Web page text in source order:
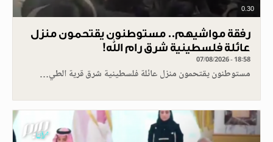
0.30
رفقة مواشيهم.. مستوطنون يقتحمون منزل
عائلة فلسطينية شرق رام الله!
07/08/2026 - 18:58
مستوطنون يقتحمون منزل عائلة فلسطينية شرق قرية الطي…